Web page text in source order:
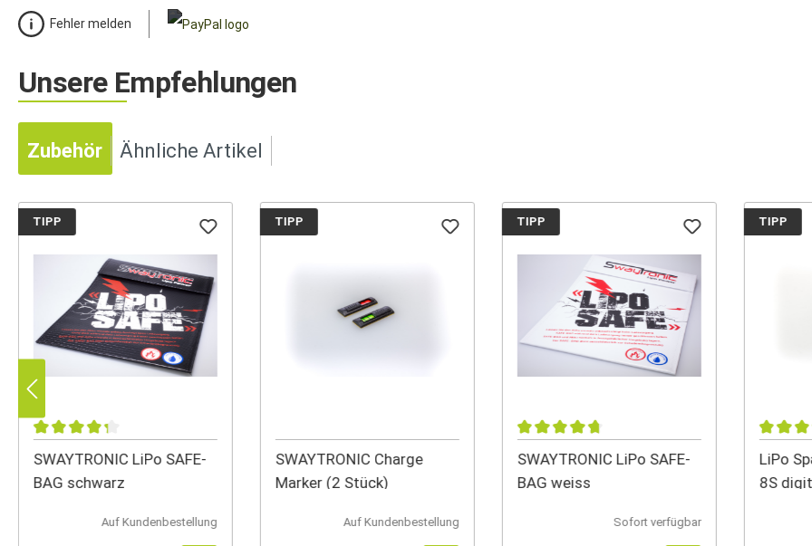
Fehler melden
Unsere Empfehlungen
Zubehör Ähnliche Artikel
TIPP
SWAYTRONIC LiPo SAFE-
BAG schwarz
Auf Kundenbestellung
TIPP
SWAYTRONIC Charge
Marker (2 Stück)
Auf Kundenbestellung
TIPP
SWAYTRONIC LiPo SAFE-
BAG weiss
Sofort verfügbar
TIPP
LiPo
8S